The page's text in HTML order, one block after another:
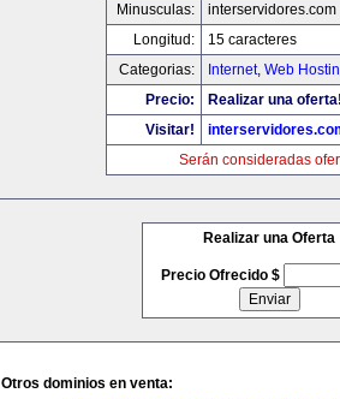
Minusculas:
interservidores.com
Longitud:
15 caracteres
Categorias:
Internet, Web
Precio:
Realizar una
Visitar!
Serán consideradas
Realizar una Oferta
Precio Ofrecido $
Otros dominios en venta: